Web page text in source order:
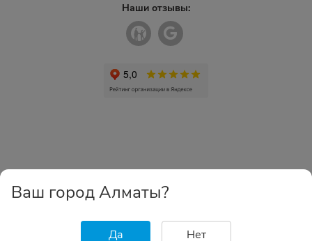
Наши отзывы:
Ваш город Алматы?
Да Нет